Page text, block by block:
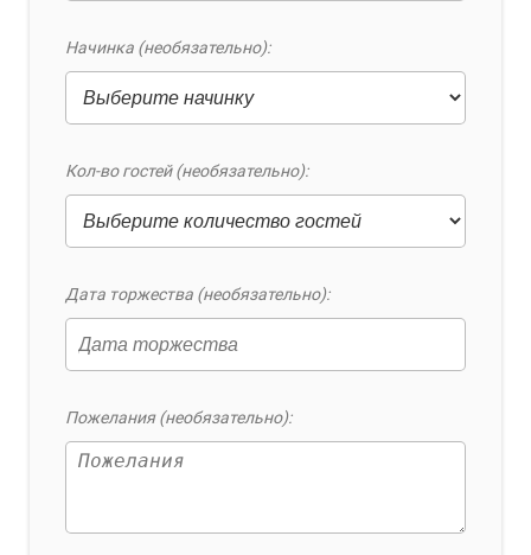
Начинка (необязательно):
Кол-во гостей (необязательно):
Дата торжества (необязательно):
Пожелания (необязательно):